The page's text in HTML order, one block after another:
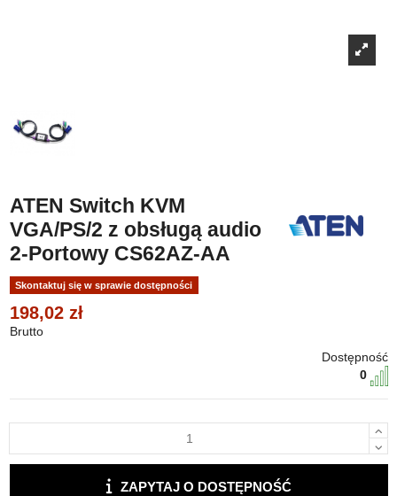
ATEN Switch KVM
VGA/PS/2 z obsługą audio
2-Portowy CS62AZ-AA
Skontaktuj się w sprawie dostępności
198,02 zł
Brutto
Dostępność
0
ZAPYTAJ O DOSTĘPNOŚĆ